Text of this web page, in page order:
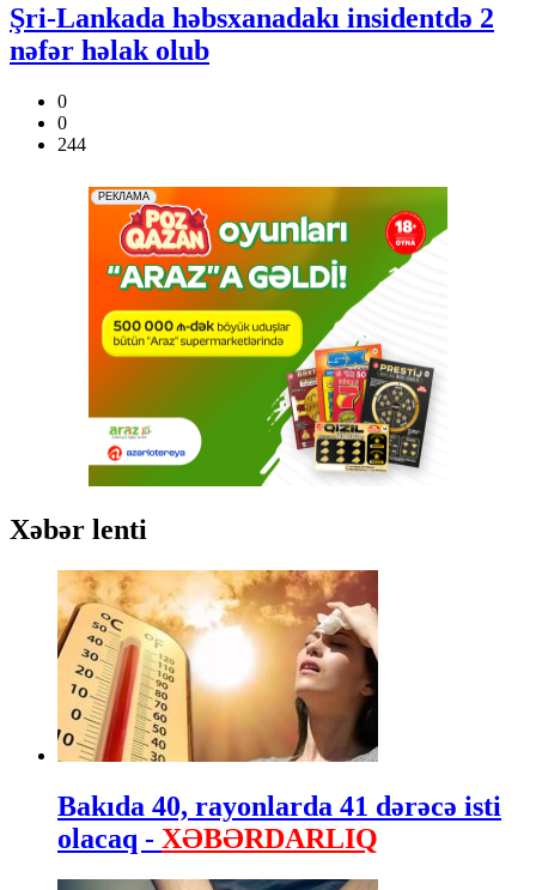
Şri-Lankada həbsxanadakı insidentdə 2
nəfər həlak olub
0
0
244
Xəbər lenti
Bakıda 40, rayonlarda 41 dərəcə isti
olacaq - XƏBƏRDARLIQ